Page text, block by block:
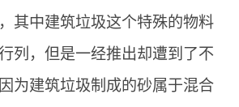
其中建筑垃圾这个特殊的物料
列，但是一经推出却遭到了不
为建筑垃圾制成的砂属于混合